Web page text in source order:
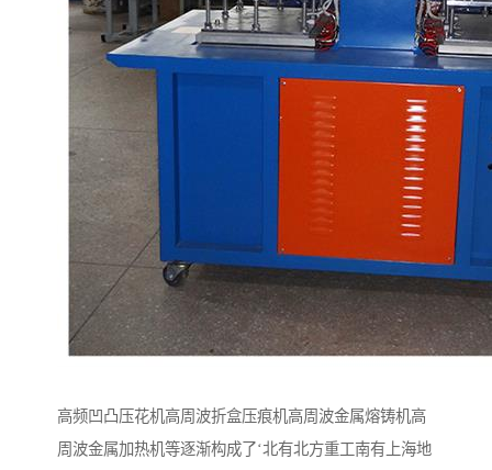
高频凹凸压花机高周波折盒压痕机高周波金属熔铸机高
周波金属加热机等逐渐构成了‘北有北方重工南有上海地